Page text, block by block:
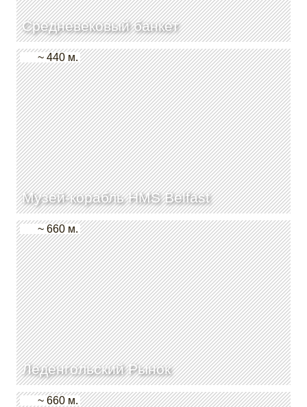
Средневековый банкет
Музей-корабль HMS Belfast
~ 440 м.
Леденгольский Рынок
~ 660 м.
~ 660 м.